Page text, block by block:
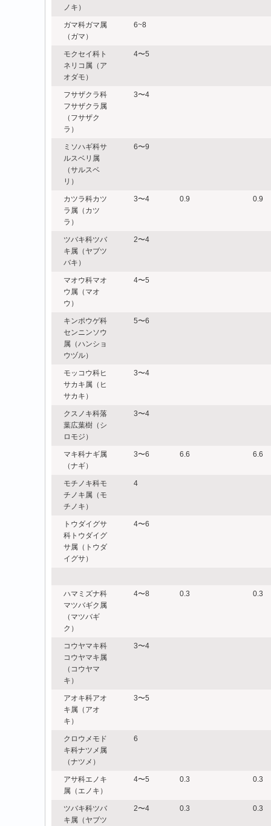
ノキ）
ガマ科ガマ属
（ガマ）
6~8
モクセイ科ト
ネリコ属（ア
オダモ）
4〜5
フサザクラ科
フサザクラ属
（フサザク
ラ）
3〜4
ミソハギ科サ
ルスベリ属
（サルスベ
リ）
6〜9
カツラ科カツ
ラ属（カツ
ラ）
3〜4 0.9 0.9
ツバキ科ツバ
キ属（ヤブツ
バキ）
2〜4
マオウ科マオ
ウ属（マオ
ウ）
4〜5
キンポウゲ科
センニンソウ
属（ハンショ
ウヅル）
5〜6
モッコウ科ヒ
サカキ属（ヒ
サカキ）
3〜4
クスノキ科落
葉広葉樹（シ
ロモジ）
3〜4
マキ科ナギ属
（ナギ）
3〜6 6.6 6.6
モチノキ科モ
チノキ属（モ
チノキ）
4
トウダイグサ
科トウダイグ
サ属（トウダ
イグサ）
4〜6
ハマミズナ科
マツバギク属
（マツバギ
ク）
4〜8 0.3 0.3
コウヤマキ科
コウヤマキ属
（コウヤマ
キ）
3〜4
アオキ科アオ
キ属（アオ
キ）
3〜5
クロウメモド
キ科ナツメ属
（ナツメ）
6
アサ科エノキ
属（エノキ）
4〜5 0.3 0.3
ツバキ科ツバ
キ属（ヤブツ
2〜4 0.3 0.3